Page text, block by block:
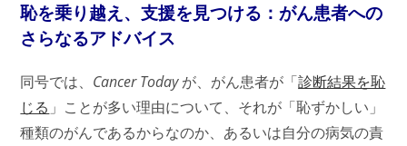
恥を乗り越え、支援を見つける：がん患者への
さらなるアドバイス
同号では、 Cancer Todayが、がん患者が「診断結果を恥
じる 」ことが多い理由について、それが「恥ずかしい」
種類のがんであるからなのか、あるいは自分の病気の責